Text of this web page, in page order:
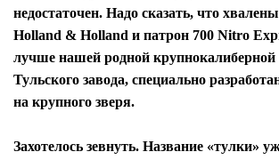
недостаточен. Надо сказать, что
Holland & Holland и патрон 700 Nitro
лучше нашей родной крупнокалиберной
Тульского завода, специально
на крупного зверя.
Захотелось зевнуть. Название «тулки»